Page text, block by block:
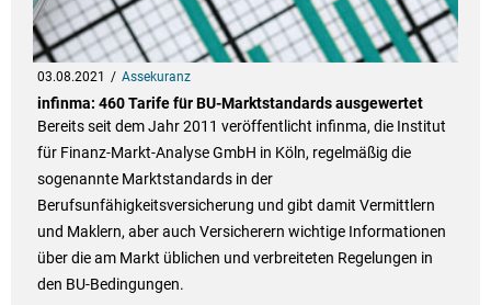
03.08.2021 Assekuranz
infinma: 460 Tarife für BU-Marktstandards ausgewertet
Bereits seit dem Jahr 2011 veröffentlicht infinma, die Institut
für Finanz-Markt-Analyse GmbH in Köln, regelmäßig die
sogenannte Marktstandards in der
Berufsunfähigkeitsversicherung und gibt damit Vermittlern
und Maklern, aber auch Versicherern wichtige Informationen
über die am Markt üblichen und verbreiteten Regelungen in
den BU-Bedingungen.